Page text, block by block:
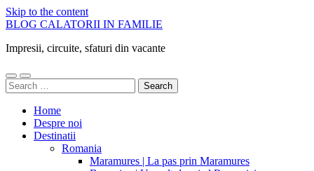
Skip to the content
BLOG CALATORII IN FAMILIE
Impresii, circuite, sfaturi din vacante
Toggle
mobile
Toggle
search
Search
for:
Home
Despre noi
Destinatii
Romania
Maramures | La pas prin Maramures